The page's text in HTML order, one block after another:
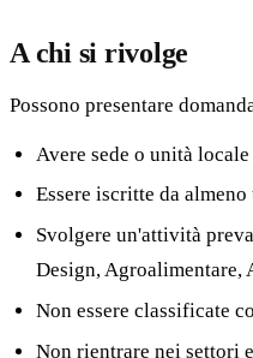
A chi si rivolge
Possono presentare
Avere sede o unità
Essere iscritte da
Svolgere un'attività
Design, Agroalimentare,
Non essere classificate
Non rientrare nei settori